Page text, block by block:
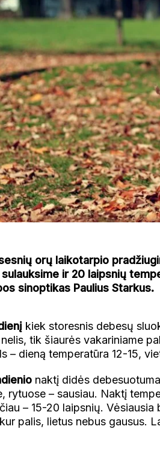
orų laikotarpio
ir 20 laipsnių
sinoptikas Paulius Starkus.
kiek storesnis debesų
tik šiaurės vakariniame
– dieną temperatūra 12-15,
naktį didės
rytuose – sausiau. Naktį
– 15-20 laipsnių.
palis, lietus nebus gausus.